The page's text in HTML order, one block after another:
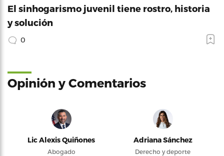
El sinhogarismo juvenil tiene rostro, historia
y solución
0
Opinión y Comentarios
Lic Alexis Quiñones
Abogado
Adriana Sánchez
Derecho y deporte